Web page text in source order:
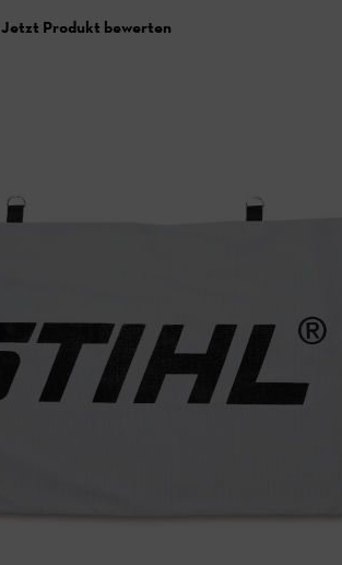
Jetzt Produkt bewerten